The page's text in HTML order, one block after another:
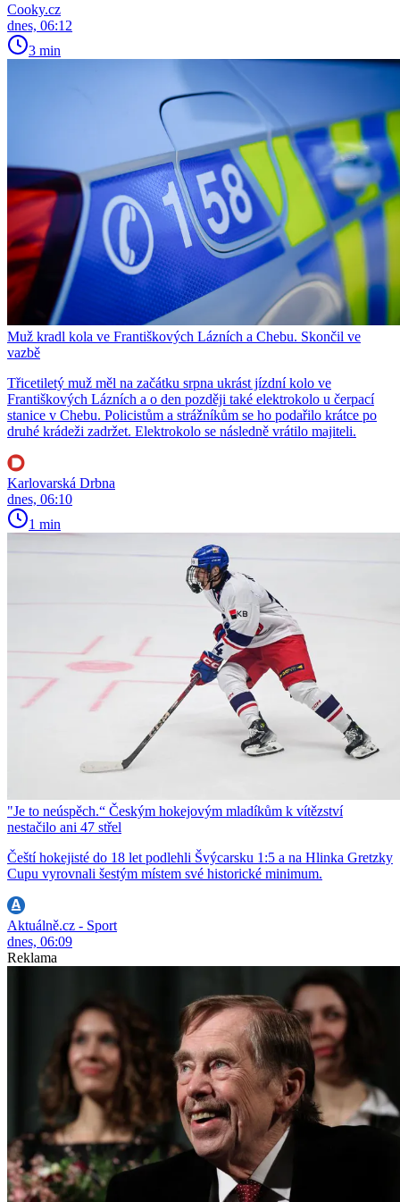
Cooky.cz
dnes, 06:12
3 min
Muž kradl kola ve Františkových Lázních a Chebu. Skončil ve
vazbě
Třicetiletý muž měl na začátku srpna ukrást jízdní kolo ve
Františkových Lázních a o den později také elektrokolo u čerpací
stanice v Chebu. Policistům a strážníkům se ho podařilo krátce po
druhé krádeži zadržet. Elektrokolo se následně vrátilo majiteli.
Karlovarská Drbna
dnes, 06:10
1 min
"Je to neúspěch.“ Českým hokejovým mladíkům k vítězství
nestačilo ani 47 střel
Čeští hokejisté do 18 let podlehli Švýcarsku 1:5 a na Hlinka Gretzky
Cupu vyrovnali šestým místem své historické minimum.
Aktuálně.cz - Sport
dnes, 06:09
Reklama